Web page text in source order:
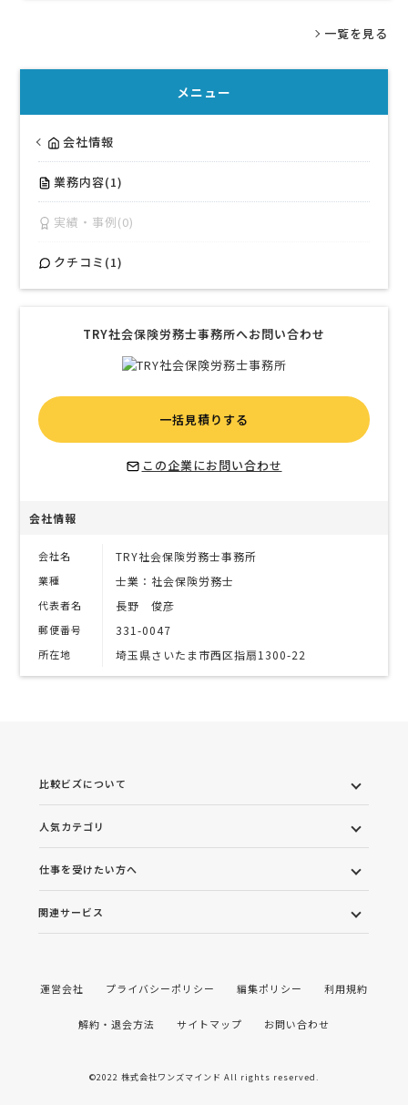
一覧を見る
メニュー
会社情報
業務内容(1)
実績・事例(0)
クチコミ(1)
TRY社会保険労務士事務所へお問い合わせ
一括見積りする
この企業にお問い合わせ
会社情報
会社名 TRY社会保険労務士事務所
業種 士業：社会保険労務士
代表者名 長野 俊彦
郵便番号 331-0047
所在地 埼玉県さいたま市西区指扇1300-22
比較ビズについて
人気カテゴリ
仕事を受けたい方へ
関連サービス
運営会社 プライバシーポリシー 編集ポリシー 利用規約
解約・退会方法 サイトマップ お問い合わせ
©2022 株式会社ワンズマインド All rights reserved.